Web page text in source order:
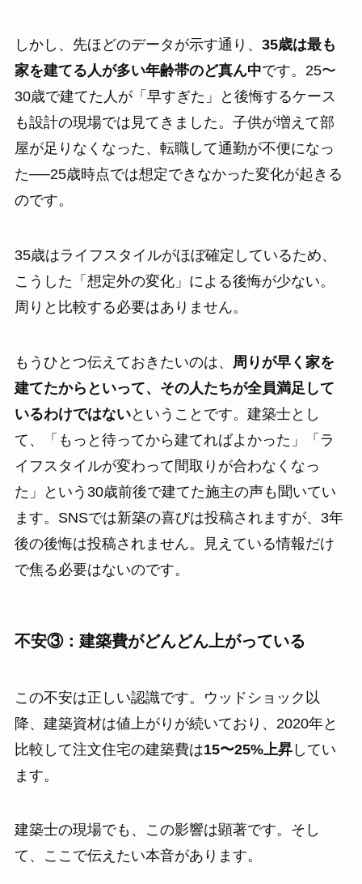
しかし、先ほどのデータが示す通り、 35歳は最も
家を建てる人が多い年齢帯のど真ん中です。25〜
30歳で建てた人が「早すぎた」と後悔するケース
も設計の現場では見てきました。子供が増えて部
屋が足りなくなった、転職して通勤が不便になっ
た──25歳時点では想定できなかった変化が起きる
のです。
35歳はライフスタイルがほぼ確定しているため、
こうした「想定外の変化」による後悔が少ない。
周りと比較する必要はありません。
もうひとつ伝えておきたいのは、 周りが早く家を
建てたからといって、その人たちが全員満足して
いるわけではないということです。建築士とし
て、「もっと待ってから建てればよかった」「ラ
イフスタイルが変わって間取りが合わなくなっ
た」という30歳前後で建てた施主の声も聞いてい
ます。SNSでは新築の喜びは投稿されますが、3年
後の後悔は投稿されません。見えている情報だけ
で焦る必要はないのです。
不安③：建築費がどんどん上がっている
この不安は正しい認識です。ウッドショック以
降、建築資材は値上がりが続いており、2020年と
比較して注文住宅の建築費は15〜25%上昇してい
ます。
建築士の現場でも、この影響は顕著です。そし
て、ここで伝えたい本音があります。